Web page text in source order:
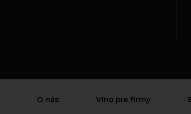
O nás Víno pre firmy